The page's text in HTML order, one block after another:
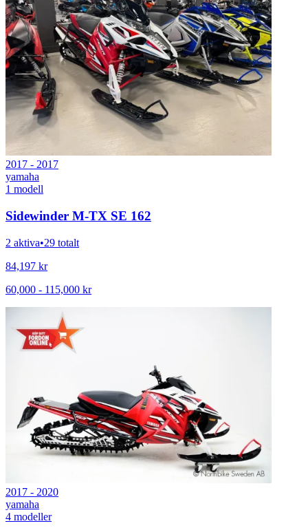
2017 - 2017
yamaha
1 modell
Sidewinder M-TX SE 162
2 aktiva•29 totalt
84,197 kr
60,000 - 115,000 kr
2017 - 2020
yamaha
4 modeller